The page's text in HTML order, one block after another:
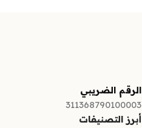
الرقم الضريبي
311368790100003
أبرز التصنيفات